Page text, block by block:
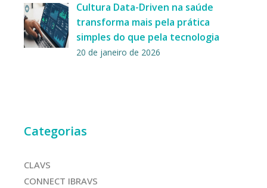
Cultura Data-Driven na saúde
transforma mais pela prática
simples do que pela tecnologia
20 de janeiro de 2026
Categorias
CLAVS
CONNECT IBRAVS